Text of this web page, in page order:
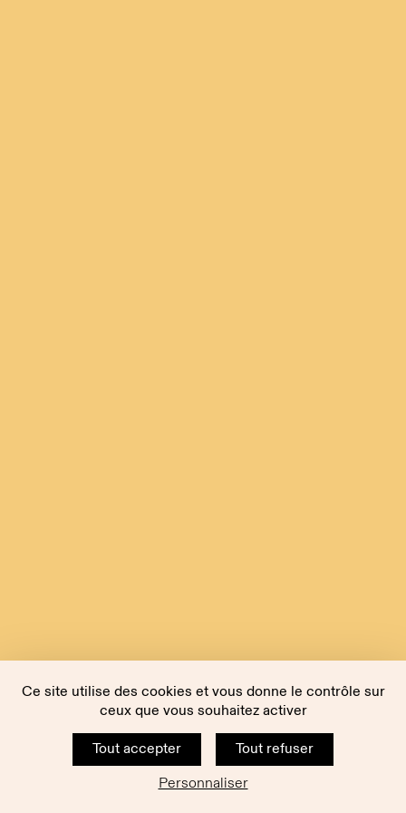
Ce site utilise des cookies et vous donne le contrôle sur
ceux que vous souhaitez activer
Tout accepter
Tout refuser
Personnaliser